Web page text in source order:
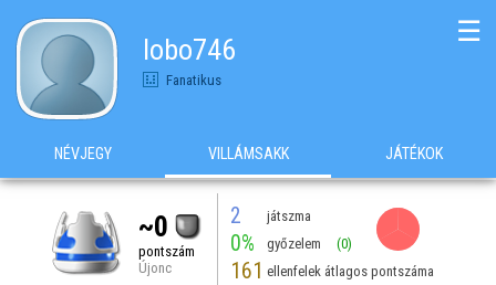
lobo746
Fanatikus
☰
NÉVJEGY VILLÁMSAKK JÁTÉKOK
~0
pontszám
Újonc
2 játszma
0% győzelem (0)
161 ellenfelek átlagos pontszáma